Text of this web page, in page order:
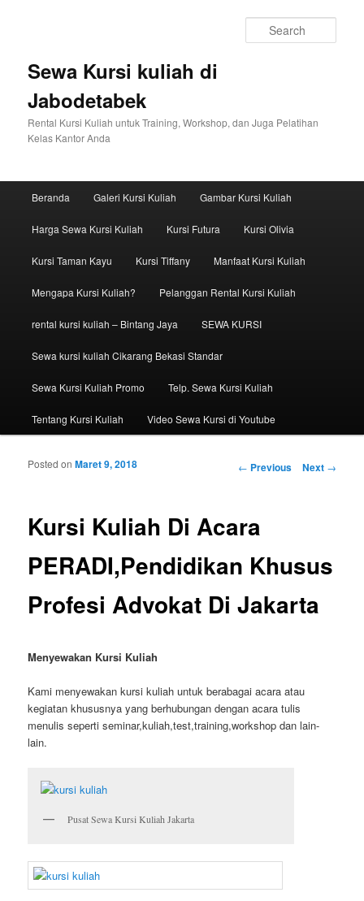
Sewa Kursi kuliah di
Jabodetabek
Rental Kursi Kuliah untuk Training, Workshop, dan Juga Pelatihan
Kelas Kantor Anda
Skip to primary content
Skip to secondary content
Beranda Galeri Kursi Kuliah Gambar Kursi Kuliah
Harga Sewa Kursi Kuliah Kursi Futura Kursi Olivia
Kursi Taman Kayu Kursi Tiffany Manfaat Kursi Kuliah
Mengapa Kursi Kuliah? Pelanggan Rental Kursi Kuliah
rental kursi kuliah – Bintang Jaya SEWA KURSI
Sewa kursi kuliah Cikarang Bekasi Standar
Sewa Kursi Kuliah Promo Telp. Sewa Kursi Kuliah
Tentang Kursi Kuliah Video Sewa Kursi di Youtube
Post navigation
← Previous Next →
Kursi Kuliah Di Acara
PERADI,Pendidikan Khusus
Profesi Advokat Di Jakarta
Posted onMaret 9, 2018
Menyewakan Kursi Kuliah
Kami menyewakan kursi kuliah untuk berabagai acara atau
kegiatan khususnya yang berhubungan dengan acara tulis
menulis seperti seminar,kuliah,test,training,workshop dan lain-
lain.
Pusat Sewa Kursi Kuliah Jakarta